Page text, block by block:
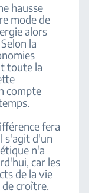
hausse
mode de
alors
la
toute la
compte
fera
s'agit d'un
n'a
car les
de la vie
croître.